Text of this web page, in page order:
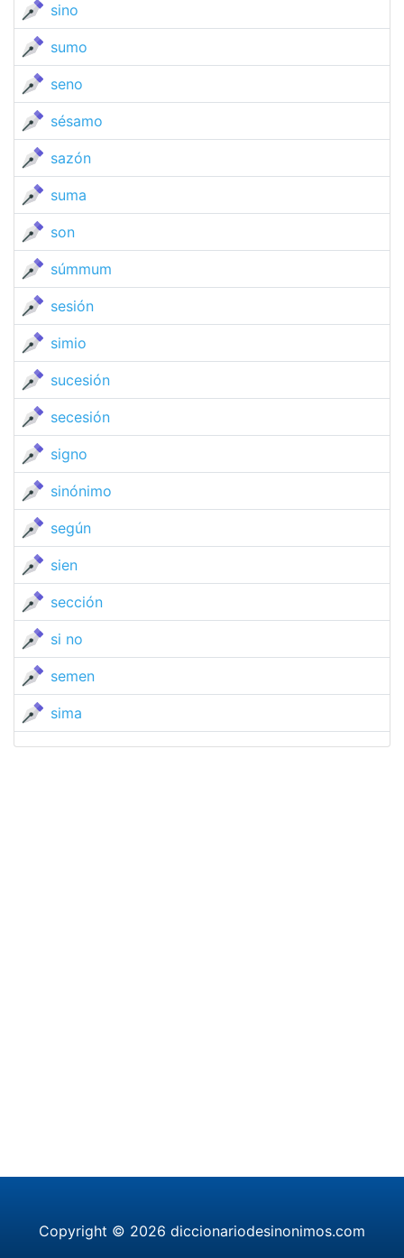
sino
sumo
seno
sésamo
sazón
suma
son
súmmum
sesión
simio
sucesión
secesión
signo
sinónimo
según
sien
sección
si no
semen
sima
Copyright © 2026 diccionariodesinonimos.com